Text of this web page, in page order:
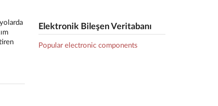
Elektronik Bileşen Veritabanı
Popular electronic components